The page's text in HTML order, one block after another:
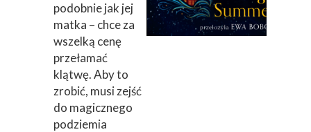
podobnie jak jej
matka – chce za
wszelką cenę
przełamać
klątwę. Aby to
zrobić, musi zejść
do magicznego
podziemia